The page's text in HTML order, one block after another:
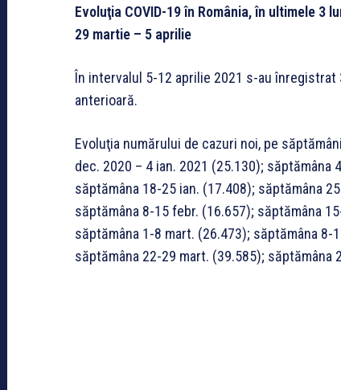
Evoluţia COVID-19 în România, în ultimele 3
29 martie – 5 aprilie
În intervalul 5-12 aprilie 2021 s-au înregistrat
anterioară.
Evoluţia numărului de cazuri noi, pe
dec. 2020 – 4 ian. 2021 (25.130); săptămâna
săptămâna 18-25 ian. (17.408); săptămâna
săptămâna 8-15 febr. (16.657); săptămâna
săptămâna 1-8 mart. (26.473); săptămâna
săptămâna 22-29 mart. (39.585); săptămâna